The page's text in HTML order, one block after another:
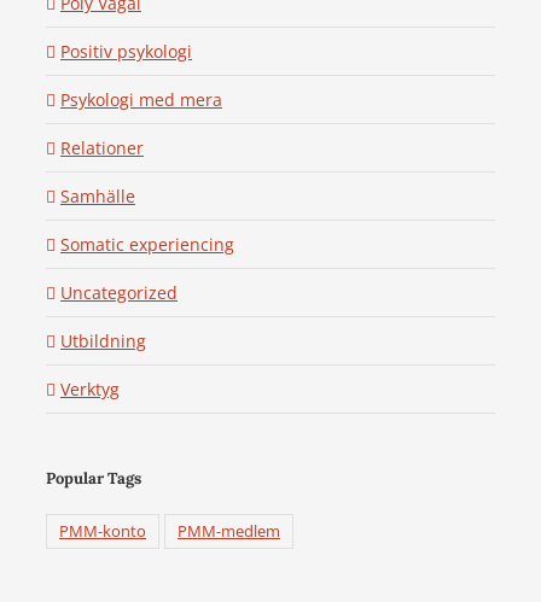
Positiv psykologi
Psykologi med mera
Relationer
Samhälle
Somatic experiencing
Uncategorized
Utbildning
Verktyg
Popular Tags
PMM-konto PMM-medlem